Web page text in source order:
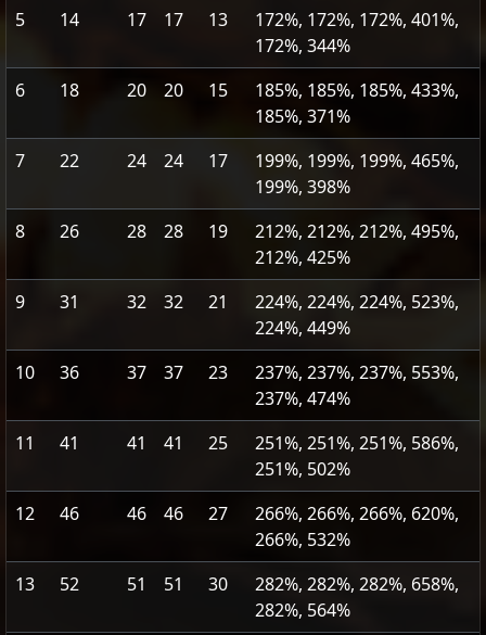
5 14 17 17 13
172%, 172%, 172%, 401%,
172%, 344%
6
18 20 20 15
185%, 185%, 185%, 433%,
185%, 371%
7
22 24 24 17
199%, 199%, 199%, 465%,
199%, 398%
8
26 28 28 19
212%, 212%, 212%, 495%,
212%, 425%
9
31 32 32 21
224%, 224%, 224%, 523%,
224%, 449%
10
36 37 37 23
237%, 237%, 237%, 553%,
237%, 474%
11
41 41 41 25
251%, 251%, 251%, 586%,
251%, 502%
12
46 46 46 27
266%, 266%, 266%, 620%,
266%, 532%
13
52 51 51 30
282%, 282%, 282%, 658%,
282%, 564%